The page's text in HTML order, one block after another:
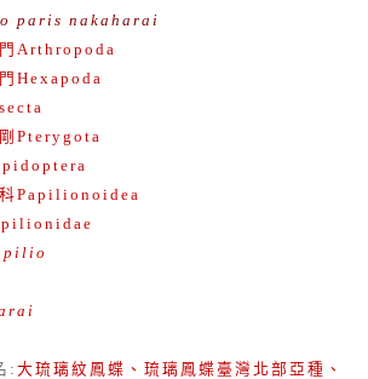
paris nakaharai
Arthropoda
Hexapoda
Pterygota
Papilionoidea
: 大琉璃紋鳳蝶、琉璃鳳蝶臺灣北部亞種、